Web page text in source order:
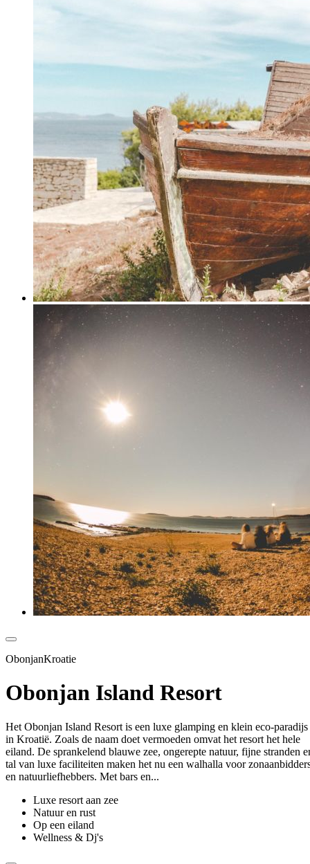
ObonjanKroatie
Obonjan Island Resort
Het Obonjan Island Resort is een luxe glamping en klein eco-paradijs
in Kroatië. Zoals de naam doet vermoeden omvat het resort het hele
eiland. De sprankelend blauwe zee, ongerepte natuur, fijne stranden
tal van luxe faciliteiten maken het nu een walhalla voor
en natuurliefhebbers. Met bars en...
Luxe resort aan zee
Natuur en rust
Op een eiland
Wellness & Dj's